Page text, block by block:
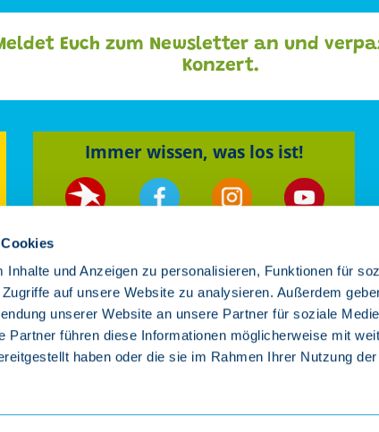
Inhalte und Anzeigen zu personalisieren, Funktionen für
auf unsere Website zu analysieren. Außerdem
unserer Website an unsere Partner für soziale
Partner führen diese Informationen möglicherweise mit
haben oder die sie im Rahmen Ihrer Nutzung
Euch zum Newsletter an und
Konzert.
Immer wissen, was los ist!
Hier gibt es Material & Infos für
Veranstalter
Impressum Kontakt Datenschutzerklärung